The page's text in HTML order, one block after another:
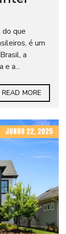
do que
é um
a
e a...
READ MORE
JUNHO 22, 2025